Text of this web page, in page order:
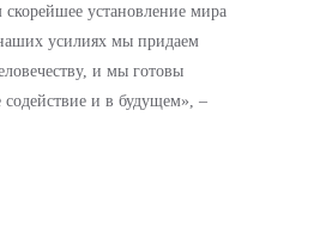
установление мира
усилиях мы придаем
и мы готовы
и в будущем», –